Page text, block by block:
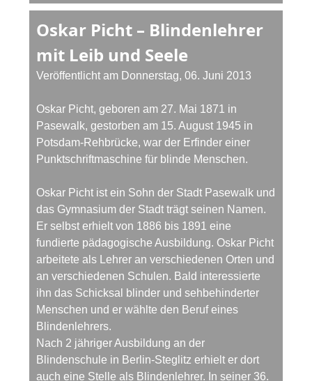
Oskar Picht – Blindenlehrer
mit Leib und Seele
Veröffentlicht am Donnerstag, 06. Juni 2013
Oskar Picht, geboren am 27. Mai 1871 in
Pasewalk, gestorben am 15. August 1945 in
Potsdam-Rehbrücke, war der Erfinder einer
Punktschriftmaschine für blinde Menschen.
Oskar Picht ist ein Sohn der Stadt Pasewalk und
das Gymnasium der Stadt trägt seinen Namen.
Er selbst erhielt von 1886 bis 1891 eine
fundierte pädagogische Ausbildung. Oskar Picht
arbeitete als Lehrer an verschiedenen Orten und
an verschiedenen Schulen. Bald interessierte
ihn das Schicksal blinder und sehbehinderter
Menschen und er wählte den Beruf eines
Blindenlehrers.
Nach 2 jähriger Ausbildung an der
Blindenschule in Berlin-Steglitz erhielt er dort
auch eine Stelle als Blindenlehrer. In seiner 36.